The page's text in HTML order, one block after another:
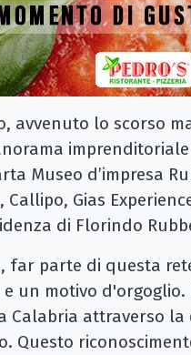
avvenuto lo scorso
Museo d’impresa
Callipo, Gias
di Florindo
far parte di questa
un motivo
Calabria attraverso
Questo